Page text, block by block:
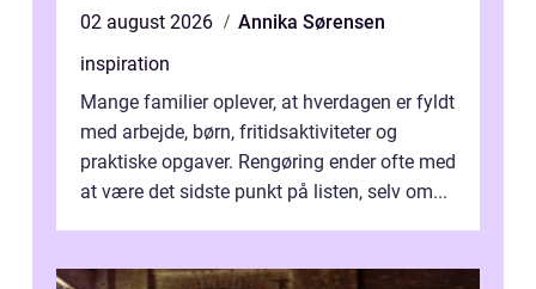
02 august 2026
Annika Sørensen
inspiration
Mange familier oplever, at hverdagen er fyldt
med arbejde, børn, fritidsaktiviteter og
praktiske opgaver. Rengøring ender ofte med
at være det sidste punkt på listen, selv om...